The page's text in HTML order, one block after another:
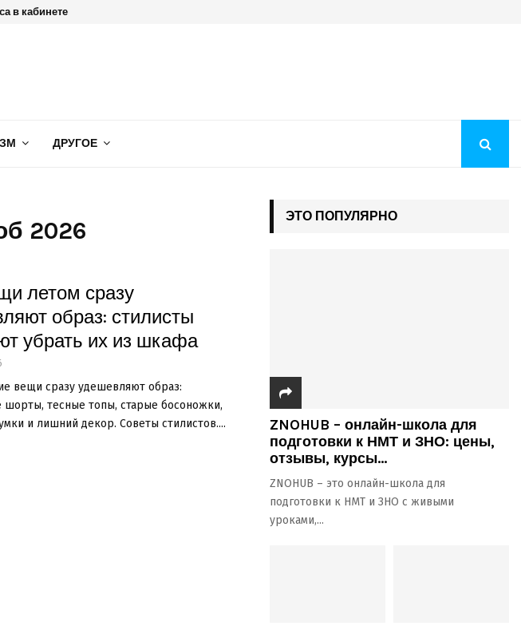
в кабинете
ДРУГОЕ
2026
летом сразу
образ: стилисты
убрать их из шкафа
вещи сразу удешевляют образ:
шорты, тесные топы, старые босоножки,
и лишний декор. Советы стилистов....
ЭТО ПОПУЛЯРНО
ZNOHUB – онлайн-школа для
подготовки к НМТ и ЗНО: цены,
отзывы, курсы...
ZNOHUB – это онлайн-школа для
подготовки к НМТ и ЗНО с живыми
уроками,...